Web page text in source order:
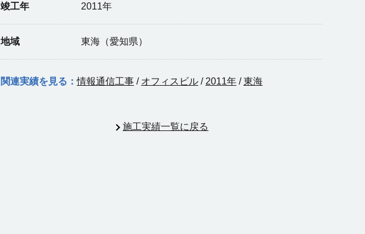
竣工年 2011年
地域 東海（愛知県）
関連実績を見る：情報通信工事 / オフィスビル / 2011年 /東海
施工実績一覧に戻る